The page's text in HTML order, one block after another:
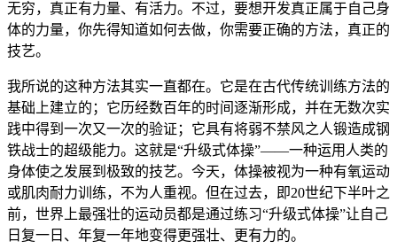
无穷，真正有力量、有活力。不过，要想开发真正属于自己身
体的力量，你先得知道如何去做，你需要正确的方法，真正的
技艺。
我所说的这种方法其实一直都在。它是在古代传统训练方法的
基础上建立的；它历经数百年的时间逐渐形成，并在无数次实
践中得到一次又一次的验证；它具有将弱不禁风之人锻造成钢
铁战士的超级能力。这就是“升级式体操”——一种运用人类的
身体使之发展到极致的技艺。今天，体操被视为一种有氧运动
或肌肉耐力训练，不为人重视。但在过去，即20世纪下半叶之
前，世界上最强壮的运动员都是通过练习“升级式体操”让自己
日复一日、年复一年地变得更强壮、更有力的。